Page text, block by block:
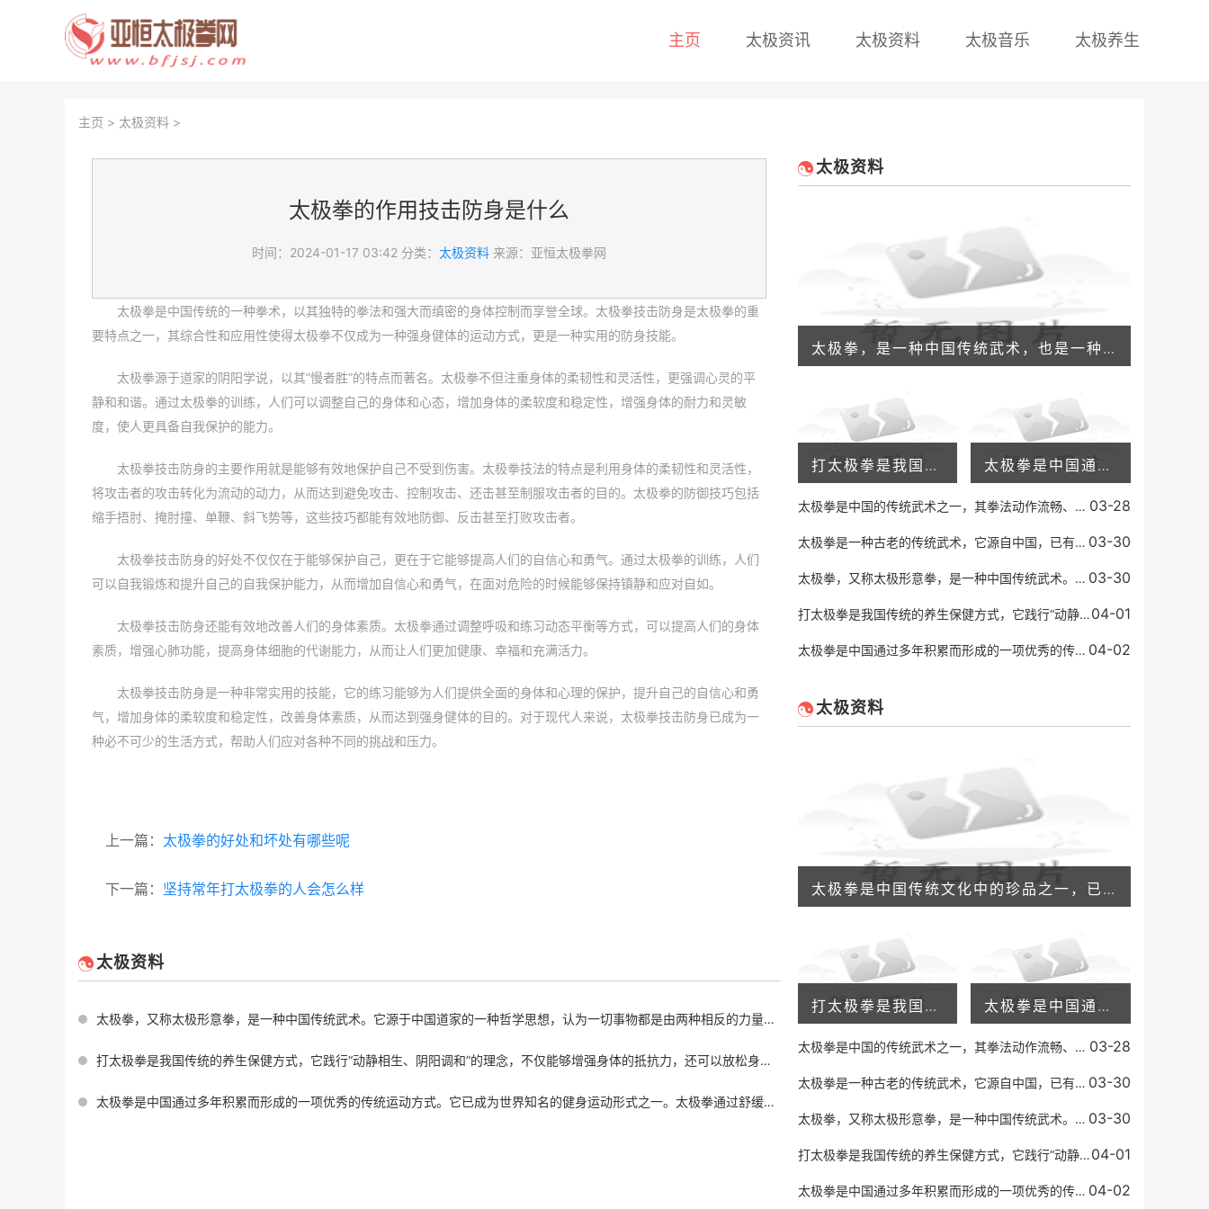
主页 太极资讯 太极资料 太极音乐 太极养生
主页 > 太极资料 >
太极拳的作用技击防身是什么
时间：2024-01-17 03:42 分类： 太极资料 来源：亚恒太极拳网
太极拳是中国传统的一种拳术，以其独特的拳法和强大而缜密的身体控制而享誉全球。太极拳技击防身是太极拳的重
要特点之一，其综合性和应用性使得太极拳不仅成为一种强身健体的运动方式，更是一种实用的防身技能。
太极拳源于道家的阴阳学说，以其“慢者胜”的特点而著名。太极拳不但注重身体的柔韧性和灵活性，更强调心灵的平
静和和谐。通过太极拳的训练，人们可以调整自己的身体和心态，增加身体的柔软度和稳定性，增强身体的耐力和灵敏
度，使人更具备自我保护的能力。
太极拳技击防身的主要作用就是能够有效地保护自己不受到伤害。太极拳技法的特点是利用身体的柔韧性和灵活性，
将攻击者的攻击转化为流动的动力，从而达到避免攻击、控制攻击、还击甚至制服攻击者的目的。太极拳的防御技巧包括
缩手捂肘、掩肘撞、单鞭、斜飞势等，这些技巧都能有效地防御、反击甚至打败攻击者。
太极拳技击防身的好处不仅仅在于能够保护自己，更在于它能够提高人们的自信心和勇气。通过太极拳的训练，人们
可以自我锻炼和提升自己的自我保护能力，从而增加自信心和勇气，在面对危险的时候能够保持镇静和应对自如。
太极拳技击防身还能有效地改善人们的身体素质。太极拳通过调整呼吸和练习动态平衡等方式，可以提高人们的身体
素质，增强心肺功能，提高身体细胞的代谢能力，从而让人们更加健康、幸福和充满活力。
太极拳技击防身是一种非常实用的技能，它的练习能够为人们提供全面的身体和心理的保护，提升自己的自信心和勇
气，增加身体的柔软度和稳定性，改善身体素质，从而达到强身健体的目的。对于现代人来说，太极拳技击防身已成为一
种必不可少的生活方式，帮助人们应对各种不同的挑战和压力。
上一篇： 太极拳的好处和坏处有哪些呢
下一篇： 坚持常年打太极拳的人会怎么样
太极资料
太极拳，又称太极形意拳，是一种中国传统武术。它源于中国道家的一种哲学思想，认为一切事物都是由两种相反的力量所组成，即阴阳。太极拳讲究“柔中带刚”，通过缓慢的动作和
打太极拳是我国传统的养生保健方式，它践行“动静相生、阴阳调和”的理念，不仅能够增强身体的抵抗力，还可以放松身心，缓解压力。有些人在练习太极拳之后，会发现自己的失眠
太极拳是中国通过多年积累而形成的一项优秀的传统运动方式。它已成为世界知名的健身运动形式之一。太极拳通过舒缓的身体动作和深度呼吸，有效地增强身体的柔顺度、平衡能力、
太极资料
太极拳，是一种中国传统武术，也是一种养生运动，它以动作缓慢、柔和、舒展为特点，舒缓而不失精神，协调肢体上下、左右，既是为修身养性，又是为了武术应用。太极拳的健身功
打太极拳是我国传统的养生保健方式，它践行“动静相生、阴阳调和”的理念，不仅能够增强身体的抵抗力，还可以放松身心，缓解压力。有些人在练习太极拳之后，会发现自己的失眠 太极拳是中国通过多年积累而形成的一项优秀的传统运动方式。它已成为世界知名的健身运动形式之一。太极拳通过舒缓的身体动作和深度呼吸，有效地增强身体的柔顺度、平衡能力、
太极拳是中国的传统武术之一，其拳法动作流畅、柔和舒展，以柔克刚，以缓为快，以柔顺化刚强，以小胜大，以不动应万变的特点著称，代表着中国武术的高超境界和深邃内涵。而太 03-28
太极拳是一种古老的传统武术，它源自中国，已有几百年的历史。太极拳注重内功和外功的结合，同时强调身心的和谐，它被认为是一种有效的身体健身方式，也能帮助人们调整心态。 03-30
太极拳，又称太极形意拳，是一种中国传统武术。它源于中国道家的一种哲学思想，认为一切事物都是由两种相反的力量所组成，即阴阳。太极拳讲究“柔中带刚”，通过缓慢的动作和 03-30
打太极拳是我国传统的养生保健方式，它践行“动静相生、阴阳调和”的理念，不仅能够增强身体的抵抗力，还可以放松身心，缓解压力。有些人在练习太极拳之后，会发现自己的失眠04-01
太极拳是中国通过多年积累而形成的一项优秀的传统运动方式。它已成为世界知名的健身运动形式之一。太极拳通过舒缓的身体动作和深度呼吸，有效地增强身体的柔顺度、平衡能力、 04-02
太极资料
太极拳是中国传统文化中的珍品之一，已经被广泛传播到了全世界，很多人都喜欢练习这项运动。太极拳基本功是太极拳练习中最为关键的部分，也是太极拳的灵魂所在。太极拳基本功
打太极拳是我国传统的养生保健方式，它践行“动静相生、阴阳调和”的理念，不仅能够增强身体的抵抗力，还可以放松身心，缓解压力。有些人在练习太极拳之后，会发现自己的失眠 太极拳是中国通过多年积累而形成的一项优秀的传统运动方式。它已成为世界知名的健身运动形式之一。太极拳通过舒缓的身体动作和深度呼吸，有效地增强身体的柔顺度、平衡能力、
太极拳是中国的传统武术之一，其拳法动作流畅、柔和舒展，以柔克刚，以缓为快，以柔顺化刚强，以小胜大，以不动应万变的特点著称，代表着中国武术的高超境界和深邃内涵。而太 03-28
太极拳是一种古老的传统武术，它源自中国，已有几百年的历史。太极拳注重内功和外功的结合，同时强调身心的和谐，它被认为是一种有效的身体健身方式，也能帮助人们调整心态。 03-30
太极拳，又称太极形意拳，是一种中国传统武术。它源于中国道家的一种哲学思想，认为一切事物都是由两种相反的力量所组成，即阴阳。太极拳讲究“柔中带刚”，通过缓慢的动作和 03-30
打太极拳是我国传统的养生保健方式，它践行“动静相生、阴阳调和”的理念，不仅能够增强身体的抵抗力，还可以放松身心，缓解压力。有些人在练习太极拳之后，会发现自己的失眠04-01
太极拳是中国通过多年积累而形成的一项优秀的传统运动方式。它已成为世界知名的健身运动形式之一。太极拳通过舒缓的身体动作和深度呼吸，有效地增强身体的柔顺度、平衡能力、 04-02